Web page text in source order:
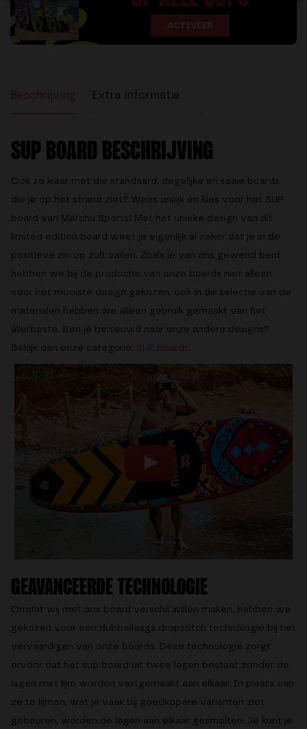
Beschrijving
Extra informatie
SUP BOARD BESCHRIJVING
Ook zo klaar met die standaard, degelijke en saaie boards
die je op het strand ziet? Wees uniek en kies voor het SUP
board van Matchu Sports! Met het unieke design van dit
limited edition board weet je eigenlijk al zeker dat je in de
positieve zin op zult vallen. Zoals je van ons gewend bent
hebben we bij de productie van onze boards niet alleen
voor het mooiste design gekozen, ook in de selectie van de
materialen hebben we alleen gebruik gemaakt van het
állerbeste. Ben je benieuwd naar onze andere designs?
Bekijk dan onze categorie: SUP boards .
GEAVANCEERDE TECHNOLOGIE
Omdat wij met ons board verschil willen maken, hebben we
gekozen voor een dubbellaags dropstitch technologie bij het
vervaardigen van onze boards. Deze technologie zorgt
ervoor dat het sup board uit twee lagen bestaat zonder de
lagen met lijm worden vastgemaakt aan elkaar. In plaats van
ze te lijmen, wat je vaak bij goedkopere varianten ziet
gebeuren, worden de lagen aan elkaar gesmolten. Je kunt je